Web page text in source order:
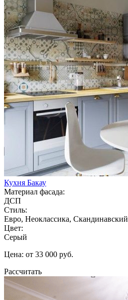
Кухня Бакау
Материал фасада:
ДСП
Стиль:
Евро, Неоклассика, Скандинавский
Цвет:
Серый
Цена: от 33 000 руб.
Рассчитать